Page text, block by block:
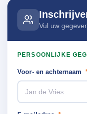
Vul uw
PERSOONLIJKE
Voor- en achternaam